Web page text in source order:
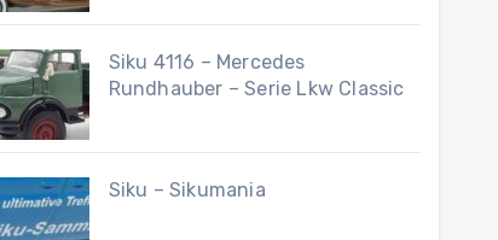
Siku 4116 – Mercedes
Rundhauber – Serie Lkw Classic
Siku – Sikumania